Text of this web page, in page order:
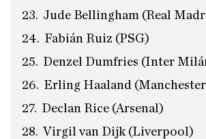
Jude Bellingham (Real
Fabián Ruiz (PSG)
Denzel Dumfries (Inter
Erling Haaland
Declan Rice (Arsenal)
Virgil van Dijk (Liverpool)